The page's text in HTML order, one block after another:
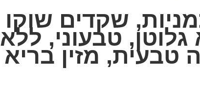
שקדים שוקו
טבעוני, ללא
טבעית, מזין בריא